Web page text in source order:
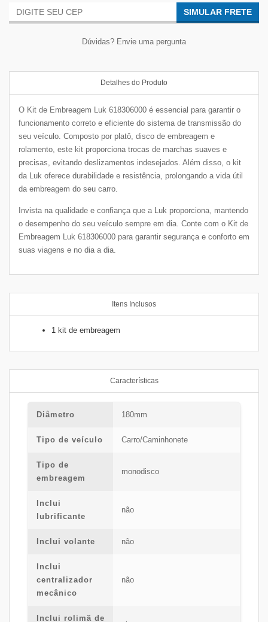
SIMULAR FRETE
Dúvidas? Envie uma pergunta
Detalhes do Produto
O Kit de Embreagem Luk 618306000 é essencial para garantir o
funcionamento correto e eficiente do sistema de transmissão do
seu veículo. Composto por platô, disco de embreagem e
rolamento, este kit proporciona trocas de marchas suaves e
precisas, evitando deslizamentos indesejados. Além disso, o kit
da Luk oferece durabilidade e resistência, prolongando a vida útil
da embreagem do seu carro.
Invista na qualidade e confiança que a Luk proporciona, mantendo
o desempenho do seu veículo sempre em dia. Conte com o Kit de
Embreagem Luk 618306000 para garantir segurança e conforto em
suas viagens e no dia a dia.
Itens Inclusos
1 kit de embreagem
Características
Diâmetro 180mm
Tipo de veículo Carro/Caminhonete
Tipo de
embreagem
monodisco
Inclui
lubrificante
não
Inclui volante não
Inclui
centralizador
mecânico
não
Inclui rolimã de